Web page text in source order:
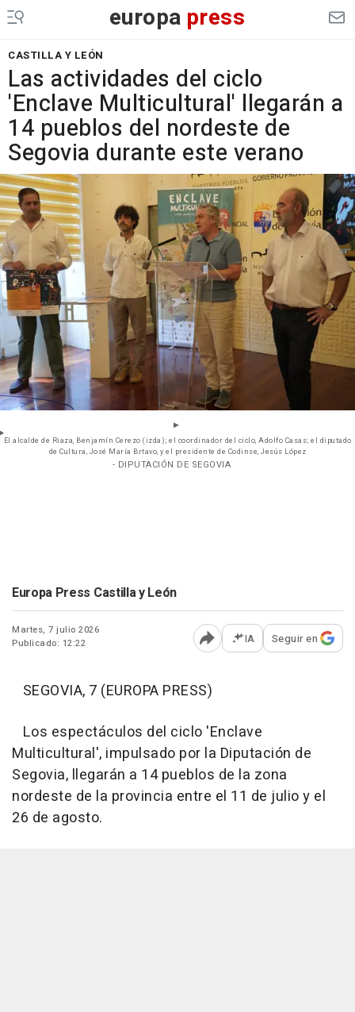
europa press
CASTILLA Y LEÓN
Las actividades del ciclo
'Enclave Multicultural' llegarán a
14 pueblos del nordeste de
Segovia durante este verano
El alcalde de Riaza, Benjamín Cerezo (izda); el coordinador del ciclo, Adolfo Casas; el diputado
de Cultura, José María Brtavo, y el presidente de Codinse, Jesús López
- DIPUTACIÓN DE SEGOVIA
Europa Press Castilla y León
Martes, 7 julio 2026
Publicado: 12:22
Abrir opciones para
IA Seguir en
SEGOVIA, 7 (EUROPA PRESS)
Los espectáculos del ciclo 'Enclave
Multicultural', impulsado por la Diputación de
Segovia, llegarán a 14 pueblos de la zona
nordeste de la provincia entre el 11 de julio y el
26 de agosto.